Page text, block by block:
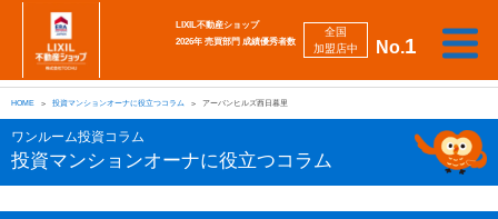
No.1
全国
加盟店中
LIXIL不動産ショップ
2026年 売買部門 成績優秀者数
売
り
た
い
買
い
た
い
相
談
し
た
い
勉
強
し
た
い
強
み
会
社
案
採
用
情
査定
HOME 投資マンションオーナに役立つコラム アーバンヒルズ西日暮里
ワンルーム投資コラム
投資マンションオーナに役立つコラム